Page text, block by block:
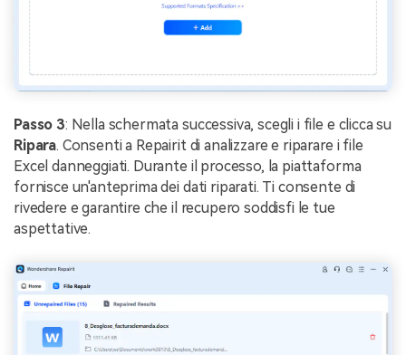
Passo 3: Nella schermata successiva, scegli i file e clicca su
Ripara. Consenti a Repairit di analizzare e riparare i file
Excel danneggiati. Durante il processo, la piattaforma
fornisce un'anteprima dei dati riparati. Ti consente di
rivedere e garantire che il recupero soddisfi le tue
aspettative.